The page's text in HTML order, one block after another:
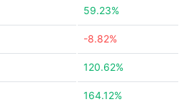
59.23%
-8.82%
120.62%
164.12%